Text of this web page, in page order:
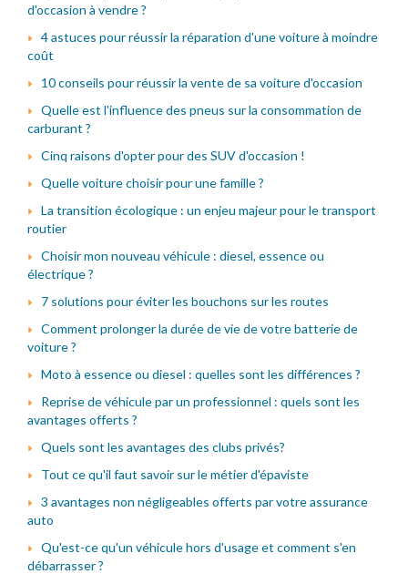
d'occasion à vendre ?
4 astuces pour réussir la réparation d'une voiture à moindre
coût
10 conseils pour réussir la vente de sa voiture d'occasion
Quelle est l'influence des pneus sur la consommation de
carburant ?
Cinq raisons d'opter pour des SUV d'occasion !
Quelle voiture choisir pour une famille ?
La transition écologique : un enjeu majeur pour le transport
routier
Choisir mon nouveau véhicule : diesel, essence ou
électrique ?
7 solutions pour éviter les bouchons sur les routes
Comment prolonger la durée de vie de votre batterie de
voiture ?
Moto à essence ou diesel : quelles sont les différences ?
Reprise de véhicule par un professionnel : quels sont les
avantages offerts ?
Quels sont les avantages des clubs privés?
Tout ce qu'il faut savoir sur le métier d'épaviste
3 avantages non négligeables offerts par votre assurance
auto
Qu'est-ce qu'un véhicule hors d'usage et comment s'en
débarrasser ?